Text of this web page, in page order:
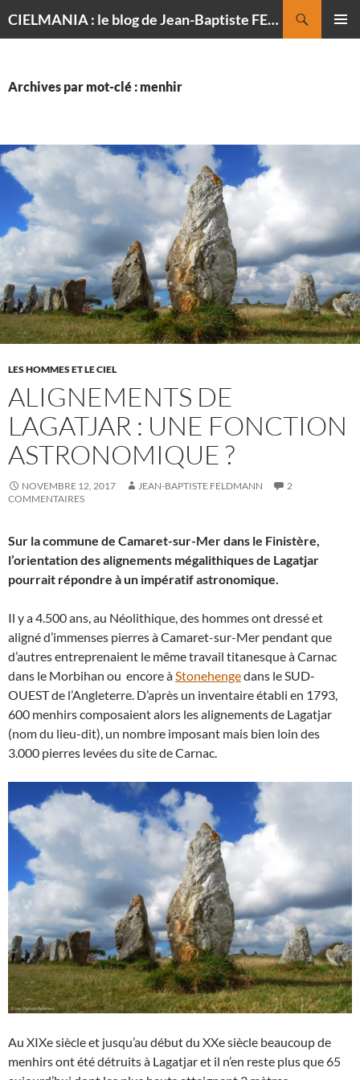
CIELMANIA : le blog de Jean-Baptiste FELDMANN, photographe du ciel
Archives par mot-clé : menhir
LES HOMMES ET LE CIEL
ALIGNEMENTS DE
LAGATJAR : UNE FONCTION
ASTRONOMIQUE ?
NOVEMBRE 12, 2017 JEAN-BAPTISTE FELDMANN
2
COMMENTAIRES
Sur la commune de Camaret-sur-Mer dans le Finistère,
l’orientation des alignements mégalithiques de Lagatjar
pourrait répondre à un impératif astronomique.
Il y a 4.500 ans, au Néolithique, des hommes ont dressé et
aligné d’immenses pierres à Camaret-sur-Mer pendant que
d’autres entreprenaient le même travail titanesque à Carnac
dans le Morbihan ou encore àStonehengedans le SUD-
OUEST de l’Angleterre. D’après un inventaire établi en 1793,
600 menhirs composaient alors les alignements de Lagatjar
(nom du lieu-dit), un nombre imposant mais bien loin des
3.000 pierres levées du site de Carnac.
Au XIXe siècle et jusqu’au début du XXe siècle beaucoup de
menhirs ont été détruits à Lagatjar et il n’en reste plus que 65